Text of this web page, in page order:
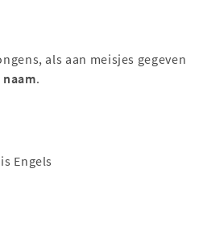
als aan meisjes gegeven
.
is Engels